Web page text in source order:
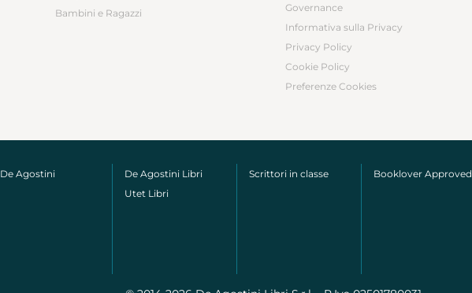
Bambini e Ragazzi
Governance
Informativa sulla Privacy
Privacy Policy
Cookie Policy
Preferenze Cookies
De Agostini
De Agostini Libri
Utet Libri
Scrittori in classe Booklover Approved